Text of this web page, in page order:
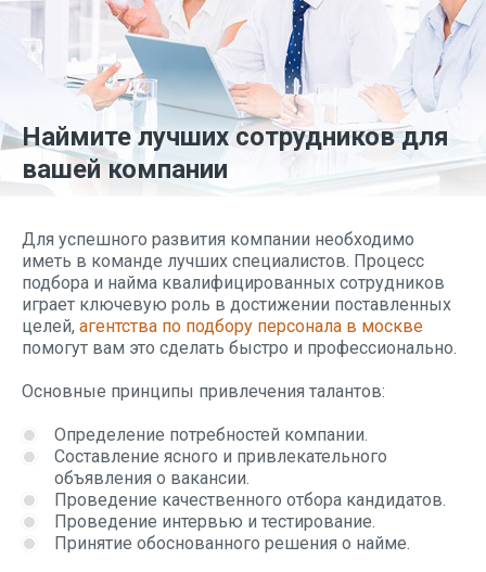
Наймите лучших сотрудников для
вашей компании
Для успешного развития компании необходимо
иметь в команде лучших специалистов. Процесс
подбора и найма квалифицированных сотрудников
играет ключевую роль в достижении поставленных
целей, агентства по подбору персонала в москве
помогут вам это сделать быстро и профессионально.
Основные принципы привлечения талантов:
Определение потребностей компании.
Составление ясного и привлекательного
объявления о вакансии.
Проведение качественного отбора кандидатов.
Проведение интервью и тестирование.
Принятие обоснованного решения о найме.